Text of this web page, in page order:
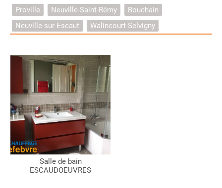
Proville Neuville-Saint-Rémy
Bouchain
Neuville-sur-Escaut
Walincourt-Selvigny
Salle de bain
ESCAUDOEUVRES